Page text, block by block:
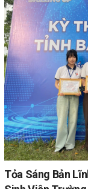
Tỏa Sáng Bản